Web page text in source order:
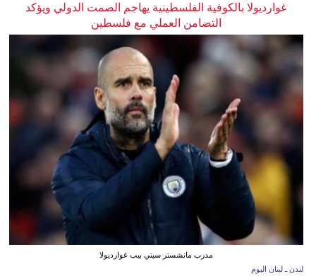
غوارديولا بالكوفية الفلسطينية يهاجم الصمت الدولي ويؤكد
التضامن العملي مع فلسطين
مدرب مانشستر سيتي بيب غوارديولا
لندن ـ لبنان اليوم